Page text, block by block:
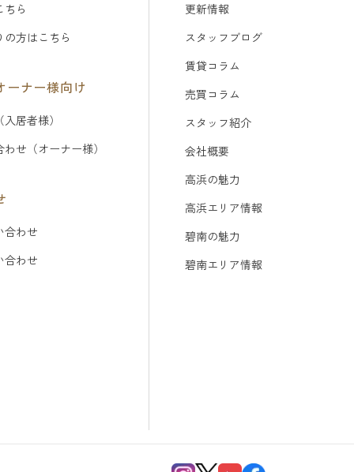
ら
方はこちら
ーナー様向け
居者様）
せ（オーナー様）
合わせ
合わせ
更新情報
スタッフブログ
賃貸コラム
売買コラム
スタッフ紹介
会社概要
高浜の魅力
高浜エリア情報
碧南の魅力
碧南エリア情報